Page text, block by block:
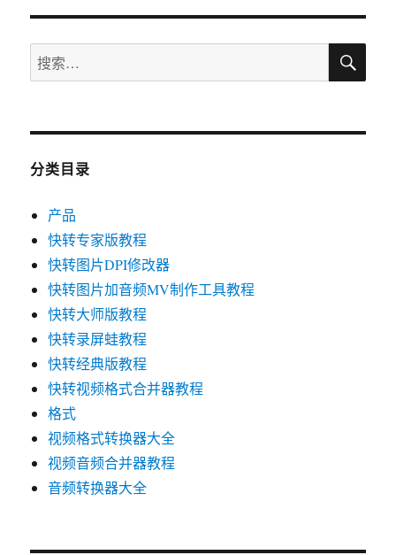
搜
索：
搜
分类目录
产品
快转专家版教程
快转图片DPI修改器
快转图片加音频MV制作工具教程
快转大师版教程
快转录屏蛙教程
快转经典版教程
快转视频格式合并器教程
格式
视频格式转换器大全
视频音频合并器教程
音频转换器大全